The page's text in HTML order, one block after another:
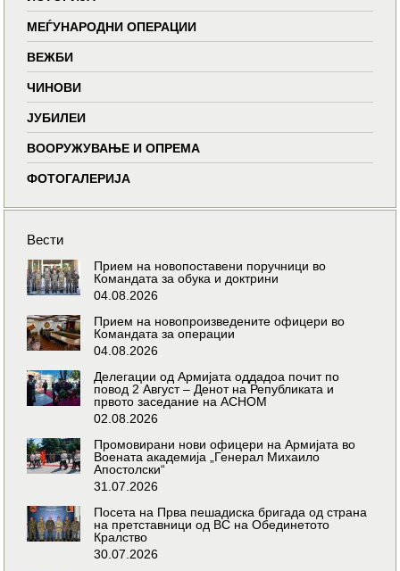
МЕЃУНАРОДНИ ОПЕРАЦИИ
ВЕЖБИ
ЧИНОВИ
ЈУБИЛЕИ
ВООРУЖУВАЊЕ И ОПРЕМА
ФОТОГАЛЕРИЈА
Вести
Прием на новопоставени поручници во
Командата за обука и доктрини
04.08.2026
Прием на новопроизведените офицери во
Командата за операции
04.08.2026
Делегации од Армијата оддадоа почит по
повод 2 Август – Денот на Републиката и
првото заседание на АСНОМ
02.08.2026
Промовирани нови офицери на Армијата во
Воената академија „Генерал Михаило
Апостолски“
31.07.2026
Посета на Прва пешадиска бригада од страна
на претставници од ВС на Обединетото
Кралство
30.07.2026